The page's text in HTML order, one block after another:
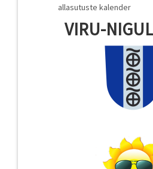
allasutuste kalender
VIRU-